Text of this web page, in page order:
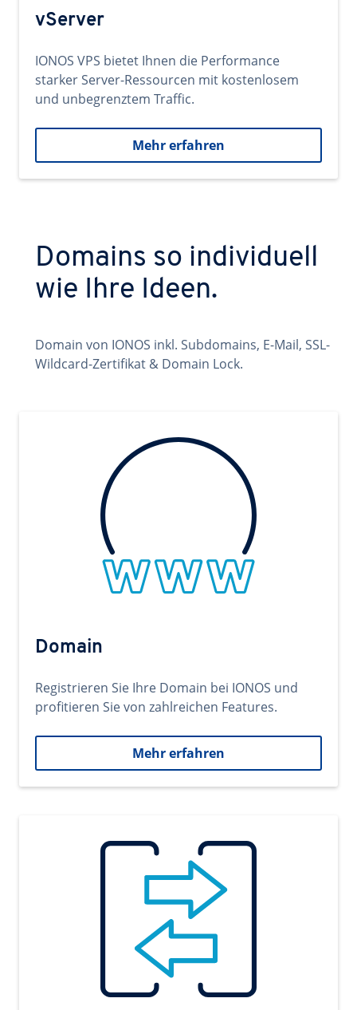
vServer
IONOS VPS bietet Ihnen die Performance
starker Server-Ressourcen mit kostenlosem
und unbegrenztem Traffic.
Mehr erfahren
Domains so individuell
wie Ihre Ideen.
Domain von IONOS inkl. Subdomains, E-Mail, SSL-
Wildcard-Zertifikat & Domain Lock.
Domain
Registrieren Sie Ihre Domain bei IONOS und
profitieren Sie von zahlreichen Features.
Mehr erfahren